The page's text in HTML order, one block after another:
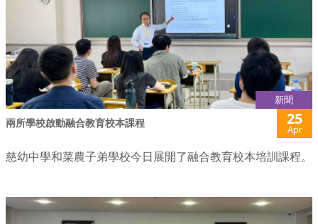
新聞
兩所學校啟動融合教育校本課程 25
Apr
慈幼中學和菜農子弟學校今日展開了融合教育校本培訓課程。